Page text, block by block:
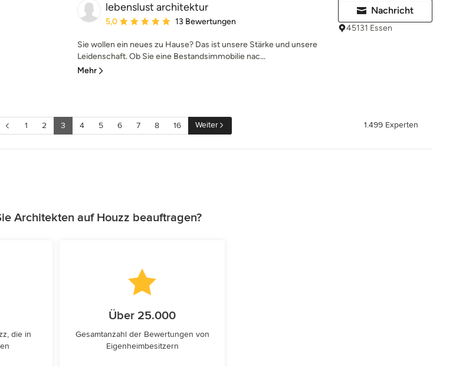
lebenslust architektur
Durchschnittliche Bewertung: 5 von 5 Sternen
5,0 13 Bewertungen
Sie wollen ein neues zu Hause? Das ist unsere Stärke und unsere
Leidenschaft. Ob Sie eine Bestandsimmobilie nac...
Mehr
Nachricht
45131 Essen
1 2 3 4 5 6 7 8 16 Weiter 1.499 Experten
Architekten auf Houzz beauftragen?
die in
Über 25.000
Gesamtanzahl der Bewertungen von
Eigenheimbesitzern